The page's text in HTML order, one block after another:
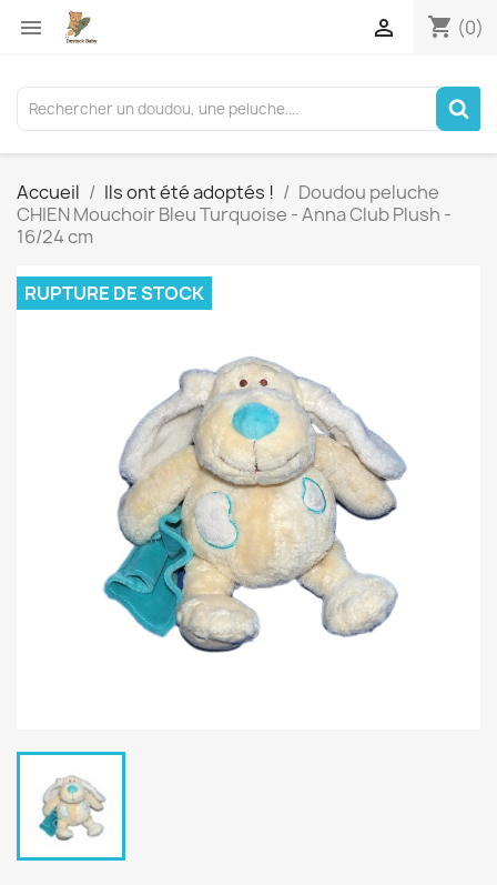
 shopping_cart (0)

Accueil Ils ont été adoptés !
Doudou peluche
CHIEN Mouchoir Bleu Turquoise - Anna Club Plush -
16/24 cm
RUPTURE DE STOCK